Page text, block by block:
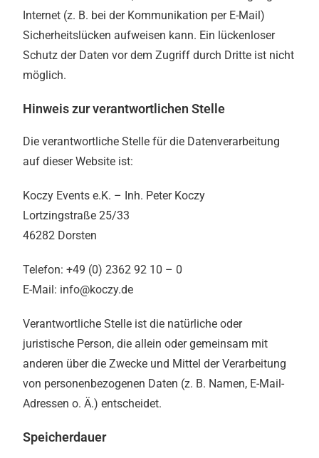
Internet (z. B. bei der Kommunikation per E-Mail)
Sicherheitslücken aufweisen kann. Ein lückenloser
Schutz der Daten vor dem Zugriff durch Dritte ist nicht
möglich.
Hinweis zur verantwortlichen Stelle
Die verantwortliche Stelle für die Datenverarbeitung
auf dieser Website ist:
Koczy Events e.K. – Inh. Peter Koczy
Lortzingstraße 25/33
46282 Dorsten
Telefon: +49 (0) 2362 92 10 – 0
E-Mail: info@koczy.de
Verantwortliche Stelle ist die natürliche oder
juristische Person, die allein oder gemeinsam mit
anderen über die Zwecke und Mittel der Verarbeitung
von personenbezogenen Daten (z. B. Namen, E-Mail-
Adressen o. Ä.) entscheidet.
Speicherdauer